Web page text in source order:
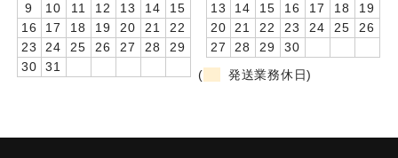
卒業記念品
音声入りフォトフレームクロック(集合)
音声入りフォトフレームクロック(校歌)
9
10 11 12 13 14
15
16
17 18 19 20 21
22
23
24 25 26 27 28
29
30
31
13
14 15 16 17 18
19
20
21 22 23 24 25
26
27
28 29
30
(
発送業務休日)